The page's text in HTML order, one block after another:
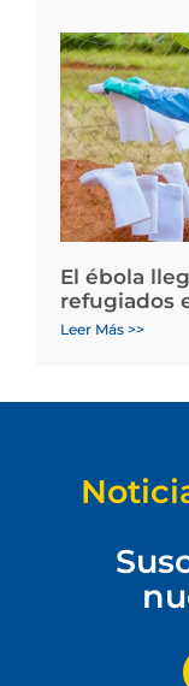
El ébola
refugiados
Leer Más >>